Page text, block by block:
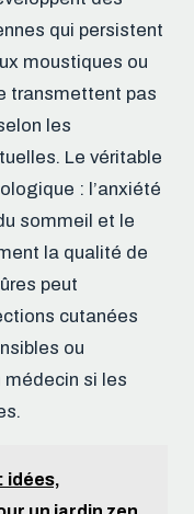
qui persistent
moustiques ou
transmettent pas
les
Le véritable
: l’anxiété
sommeil et le
la qualité de
peut
cutanées
ou
médecin si les
idées,